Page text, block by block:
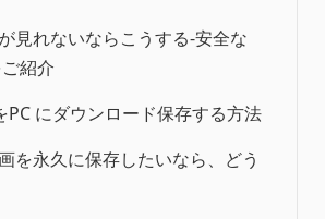
見れないならこうする‐安全な
紹介
PC にダウンロード保存する方法
を永久に保存したいなら、どう